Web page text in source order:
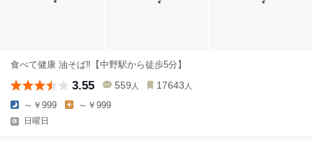
食べて健康 油そば‼️【中野駅から徒歩5分】
3.55 559 人 17643 人
～￥999 ～￥999
日曜日